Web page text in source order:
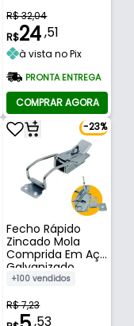
R$ 32,04
R$24,51
à vista no Pix
PRONTA ENTREGA
COMPRAR AGORA
-23%
Fecho Rápido
Zincado Mola
Comprida Em Aço
Galvanizado
+100 vendidos
R$ 7,23
,53